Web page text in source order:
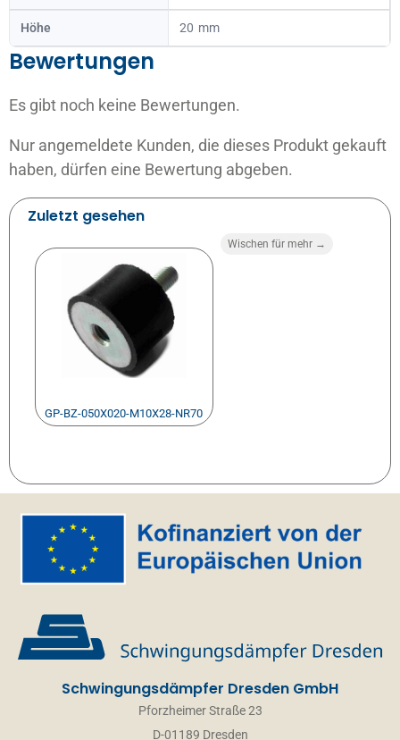
Höhe 20
Bewertungen
Es gibt noch keine Bewertungen.
Nur angemeldete Kunden, die dieses Produkt gekauft
haben, dürfen eine Bewertung abgeben.
Zuletzt gesehen
Wischen für mehr →
GP-BZ-050X020-M10X28-NR70
Schwingungsdämpfer Dresden GmbH
Pforzheimer Straße 23
D-01189 Dresden